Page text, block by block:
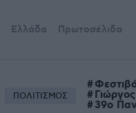
Ελλάδα Πρωτοσέλιδα
ΠΟΛΙΤΙΣΜΟΣ
39ο